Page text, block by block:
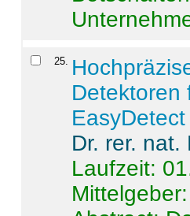
25.
Detektoren
EasyDetect
Dr. rer. nat.
Laufzeit: